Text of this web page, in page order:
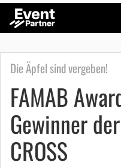
Die Äpfel sind vergeben!
FAMAB
Gewinner
CROSS